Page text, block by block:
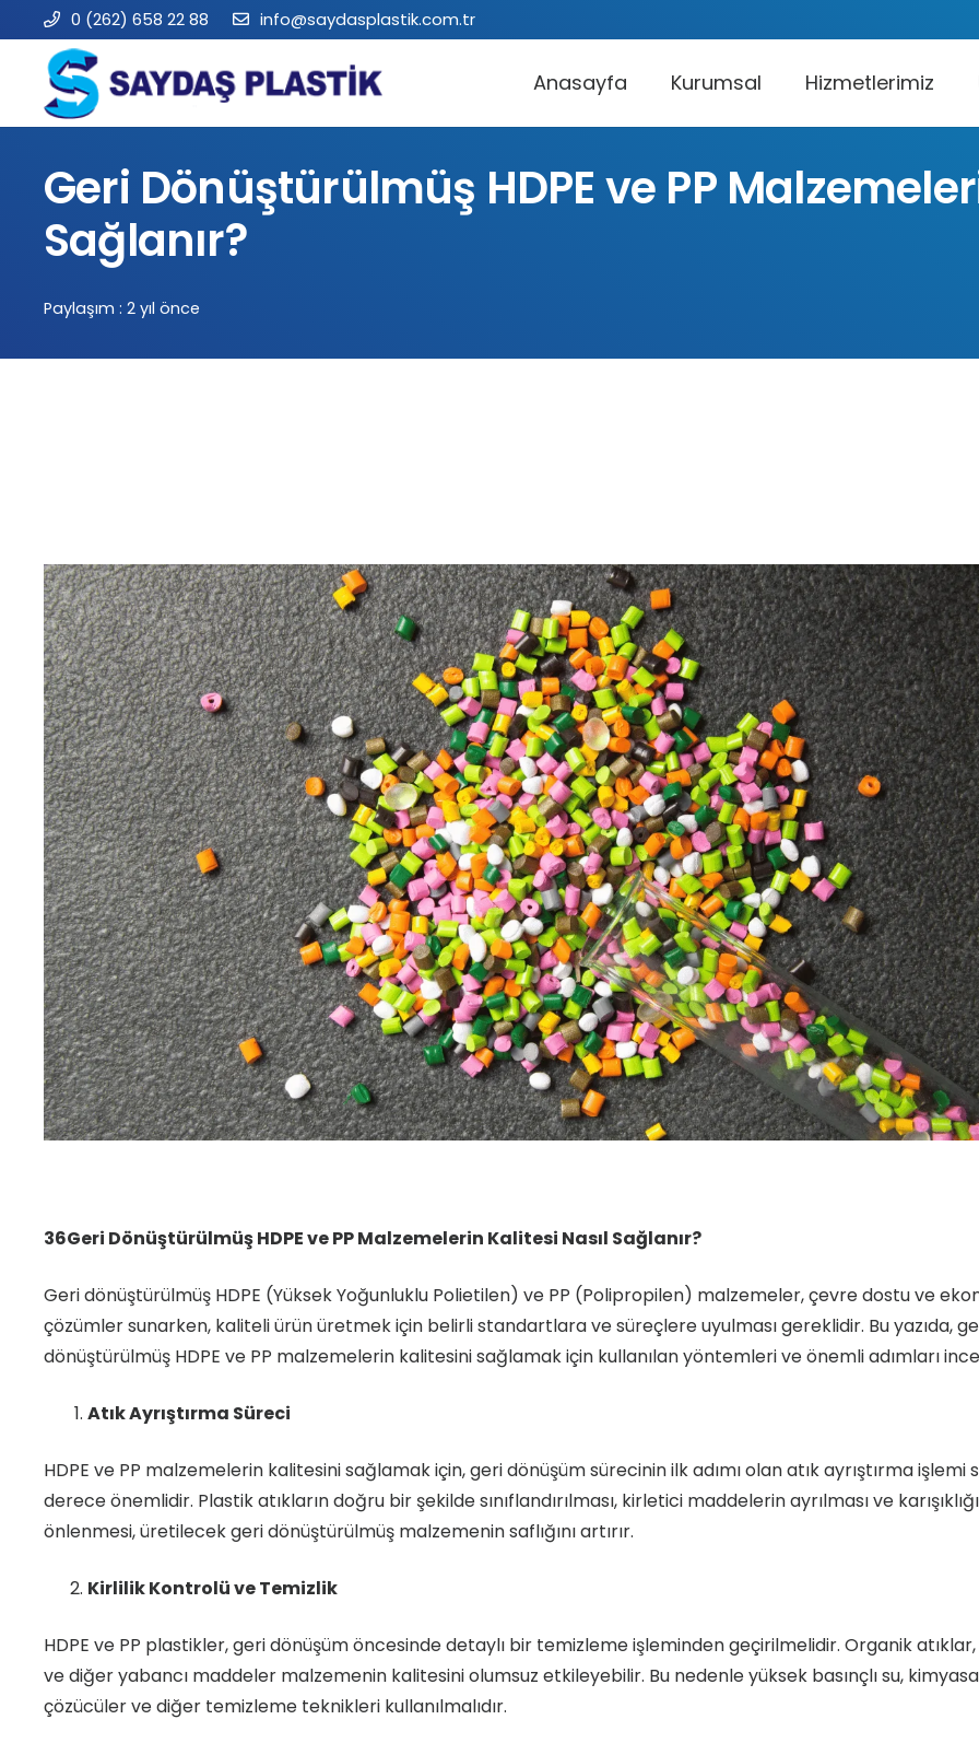
0 (262) 658 22 88 info@saydasplastik.com.tr
Anasayfa Kurumsal Hizmetlerimiz
Geri Dönüştürülmüş HDPE ve PP
Sağlanır?
Paylaşım : 2 yıl önce
36Geri Dönüştürülmüş HDPE ve PP Malzemelerin Kalitesi Nasıl Sağlanır?
Geri dönüştürülmüş HDPE (Yüksek Yoğunluklu Polietilen) ve PP (Polipropilen) malzemeler, çevre dostu ve
çözümler sunarken, kaliteli ürün üretmek için belirli standartlara ve süreçlere uyulması gereklidir. Bu yazıda,
dönüştürülmüş HDPE ve PP malzemelerin kalitesini sağlamak için kullanılan yöntemleri ve önemli adımları
Atık Ayrıştırma Süreci
HDPE ve PP malzemelerin kalitesini sağlamak için, geri dönüşüm sürecinin ilk adımı olan atık ayrıştırma işlemi
derece önemlidir. Plastik atıkların doğru bir şekilde sınıflandırılması, kirletici maddelerin ayrılması ve
önlenmesi, üretilecek geri dönüştürülmüş malzemenin saflığını artırır.
Kirlilik Kontrolü ve Temizlik
HDPE ve PP plastikler, geri dönüşüm öncesinde detaylı bir temizleme işleminden geçirilmelidir. Organik
ve diğer yabancı maddeler malzemenin kalitesini olumsuz etkileyebilir. Bu nedenle yüksek basınçlı su,
çözücüler ve diğer temizleme teknikleri kullanılmalıdır.